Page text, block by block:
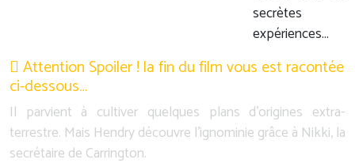
secrètes
expériences...
Attention Spoiler ! la fin du film vous est racontée
ci-dessous…
Il parvient à cultiver quelques plans d'origines extra-
terrestre. Mais Hendry découvre l'ignominie grâce à Nikki, la
secrétaire de Carrington.